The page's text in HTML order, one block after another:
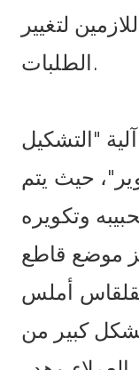
لتغيير
الطلبات.
"التشكيل
حيث يتم
وتكويره
موضع قاطع
أملس
كبير من